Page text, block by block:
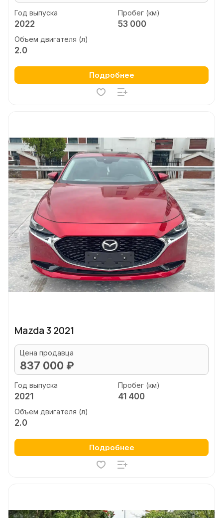
Год выпуска
2022
Пробег (км)
53 000
Объем двигателя (л)
2.0
Подробнее
Mazda 3 2021
Цена продавца
837 000 ₽
Год выпуска
2021
Пробег (км)
41 400
Объем двигателя (л)
2.0
Подробнее